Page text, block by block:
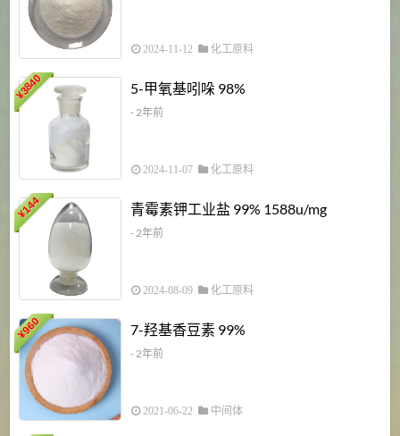
2024-11-12 化工原料
¥
3840 5-甲氧基吲哚 98%
- 2年前
2024-11-07 化工原料
¥
144 青霉素钾工业盐 99% 1588u/mg
- 2年前
2024-08-09 化工原料
¥
960 7-羟基香豆素 99%
- 2年前
2021-06-22 中间体